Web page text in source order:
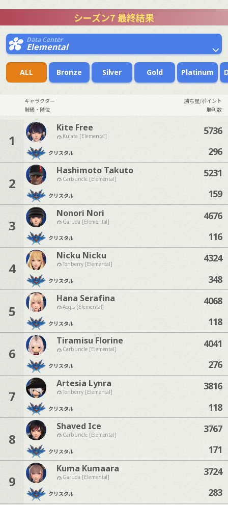
シーズン7 最終結果
Data Center
Elemental
ALL Bronze Silver Gold Platinum
キャラクター
勝ち星/ポイント
階級・階位
勝利数
1
Kite Free
Kujata [Elemental]
クリスタル
5736
296
2
Hashimoto Takuto
Carbuncle [Elemental]
クリスタル
5231
159
3
Nonori Nori
Garuda [Elemental]
クリスタル
4676
116
4
Nicku Nicku
Tonberry [Elemental]
クリスタル
4324
348
5
Hana Serafina
Aegis [Elemental]
クリスタル
4068
118
6
Tiramisu Florine
Carbuncle [Elemental]
クリスタル
4041
276
7
Artesia Lynra
Tonberry [Elemental]
クリスタル
3816
118
8
Shaved Ice
Carbuncle [Elemental]
クリスタル
3767
171
9
Kuma Kumaara
Garuda [Elemental]
クリスタル
3724
283